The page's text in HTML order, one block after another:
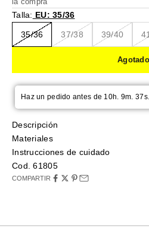
Talla: EU: 35/36
35/36 37/38 39/40
Agotado
Haz un pedido antes de 10h. 9m.
Descripción
Materiales
Instrucciones de cuidado
Cod. 61805
COMPARTIR